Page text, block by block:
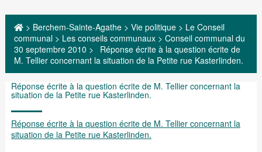
> Berchem-Sainte-Agathe> Vie politique> Le Conseil
communal> Les conseils communaux> Conseil communal du
30 septembre 2010 >
Réponse écrite à la question écrite de
M. Tellier concernant la situation de la Petite rue Kasterlinden.
Réponse écrite à la question écrite de M. Tellier concernant la
situation de la Petite rue Kasterlinden.
Réponse écrite à la question écrite de M. Tellier concernant la
situation de la Petite rue Kasterlinden.